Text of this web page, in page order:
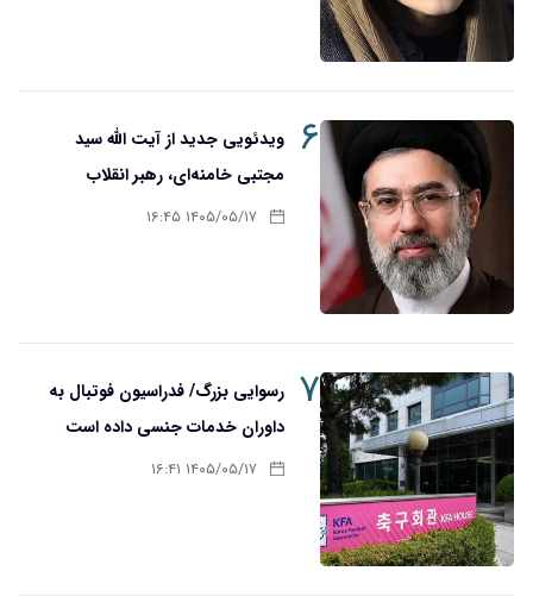
۶
ویدئویی جدید از آیت الله سید
مجتبی خامنه‌ای، رهبر انقلاب
۱۴۰۵/۰۵/۱۷ ۱۶:۴۵
۷ رسوایی بزرگ/ فدراسیون فوتبال به
داوران خدمات جنسی داده است
۱۴۰۵/۰۵/۱۷ ۱۶:۴۱